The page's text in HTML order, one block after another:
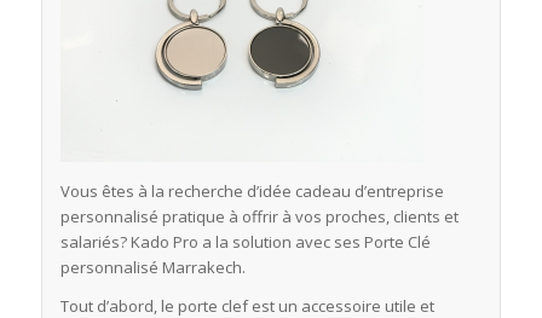
Vous êtes à la recherche d’idée cadeau d’entreprise
personnalisé pratique à offrir à vos proches, clients et
salariés? Kado Pro a la solution avec ses Porte Clé
personnalisé Marrakech.
Tout d’abord, le porte clef est un accessoire utile et